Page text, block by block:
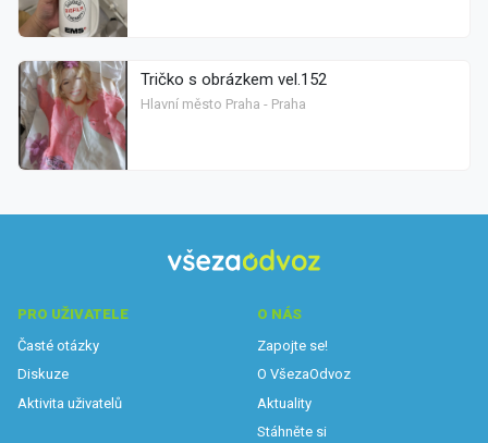
Tričko s obrázkem vel.152
Hlavní město Praha - Praha
PRO UŽIVATELE
Časté otázky
Diskuze
Aktivita uživatelů
O NÁS
Zapojte se!
O VšezaOdvoz
Aktuality
Stáhněte si